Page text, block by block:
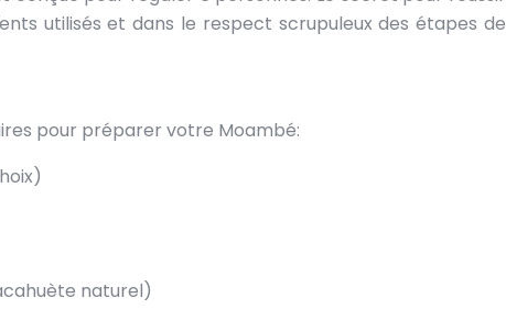
utilisés et dans le respect scrupuleux des étapes de
pour préparer votre Moambé:
naturel)